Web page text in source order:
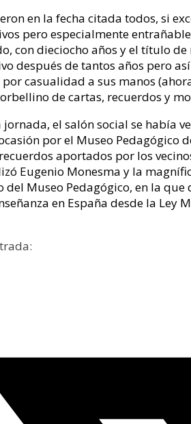
en la fecha citada todos, si
pero especialmente
con dieciocho años y el título
después de tantos años pero
casualidad a sus manos
de cartas, recuerdos y
el salón social se había
por el Museo Pedagógico
aportados por los
Eugenio Monesma y la
Museo Pedagógico, en la
en España desde la Ley